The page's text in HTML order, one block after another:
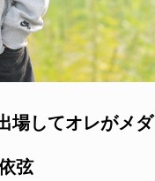
場してオレがメダ
弦